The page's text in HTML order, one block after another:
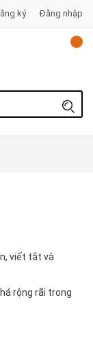
ký Đăng nhập
viết tắt và
rộng rãi trong